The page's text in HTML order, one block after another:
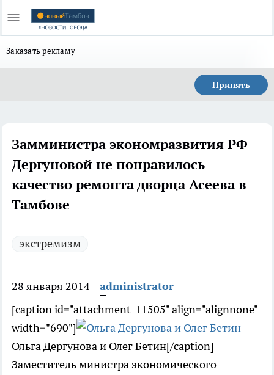
Заказать рекламу
Принять
Замминистра экономразвития РФ
Дергуновой не понравилось
качество ремонта дворца Асеева в
Тамбове
экстремизм
28 января 2014
administrator
[caption id="attachment_11505" align="alignnone"
width="690"]
Ольга Дергунова и Олег Бетин[/caption]
Заместитель министра экономического